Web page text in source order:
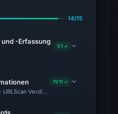
14/15
-Erfassung
1/1 ✓
URLScan Verdict · Cloudflare Radar
11/11 ✓